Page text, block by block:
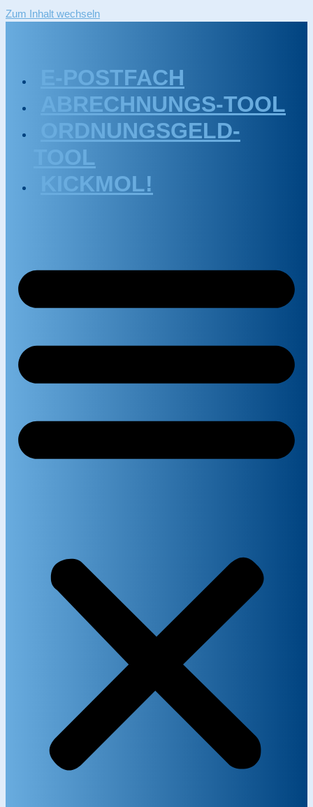
Zum Inhalt wechseln
E-POSTFACH
ABRECHNUNGS-TOOL
ORDNUNGSGELD-
TOOL
KICKMOL!